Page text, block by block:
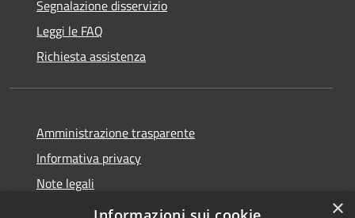
Segnalazione disservizio
Leggi le FAQ
Richiesta assistenza
Amministrazione trasparente
Informativa privacy
Note legali
Dichiarazione di accessibilità
×